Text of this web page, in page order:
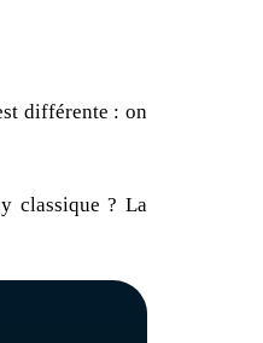
différente : on
classique ? La